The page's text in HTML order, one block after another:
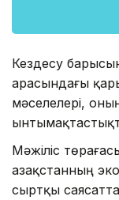
Кездесу
арасындағы
мәселелері,
Мәжіліс
Қазақстанның
сыртқы